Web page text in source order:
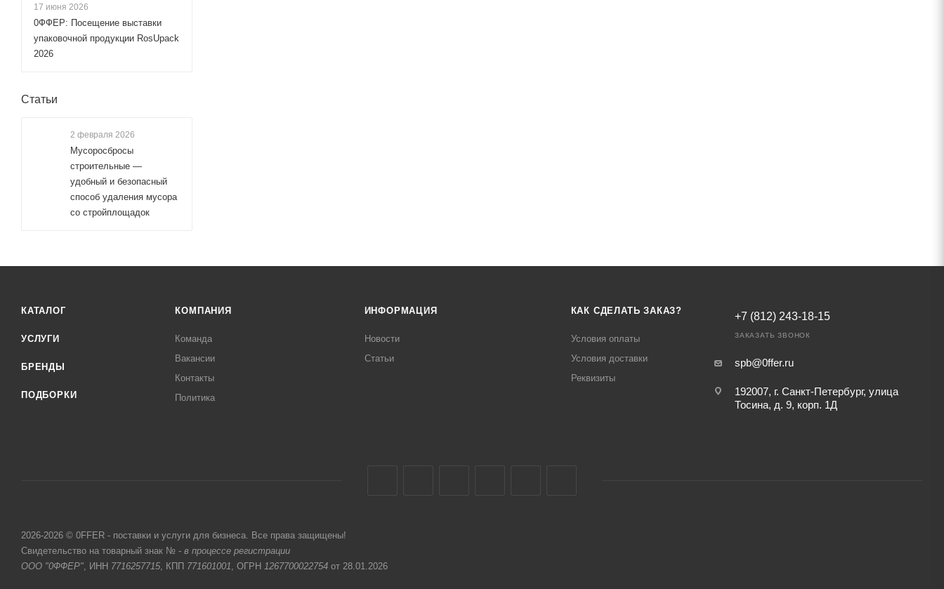
17 июня 2026
0ФФЕР: Посещение выставки
упаковочной продукции RosUpack
2026
Статьи
2 февраля 2026
Мусоросбросы
строительные —
удобный и безопасный
способ удаления мусора
со стройплощадок
КАТАЛОГ
УСЛУГИ
БРЕНДЫ
ПОДБОРКИ
КОМПАНИЯ
Команда
Вакансии
Контакты
Политика
ИНФОРМАЦИЯ
Новости
Статьи
КАК СДЕЛАТЬ ЗАКАЗ?
Условия оплаты
Условия доставки
Реквизиты
+7 (812) 243-18-15
ЗАКАЗАТЬ ЗВОНОК
spb@0ffer.ru
192007, г. Санкт-Петербург, улица
Тосина, д. 9, корп. 1Д
2026-2026 © 0FFER - поставки и услуги для бизнеса. Все права защищены!
Свидетельство на товарный знак № - в процессе регистрации
ООО "0ФФЕР", ИНН 7716257715, КПП 771601001, ОГРН 1267700022754 от 28.01.2026